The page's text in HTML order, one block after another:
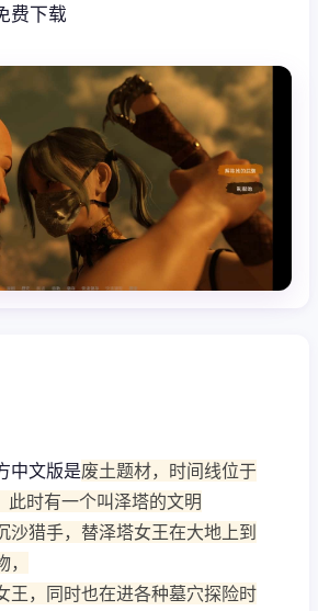
费下载
中文版是废土题材，时间线位于
时有一个叫泽塔的文明
沙猎手，替泽塔女王在大地上到
王，同时也在进各种墓穴探险时